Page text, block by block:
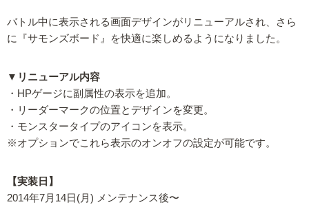
バトル中に表示される画面デザインがリニューアルされ、さら
に『サモンズボード』を快適に楽しめるようになりました。
▼リニューアル内容
・HPゲージに副属性の表示を追加。
・リーダーマークの位置とデザインを変更。
・モンスタータイプのアイコンを表示。
※オプションでこれら表示のオンオフの設定が可能です。
【実装日】
2014年7月14日(月) メンテナンス後〜